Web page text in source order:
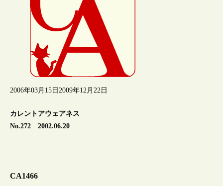
2006年03月15日 2009年12月22日
カレントアウェアネス
No.272 2002.06.20
CA1466